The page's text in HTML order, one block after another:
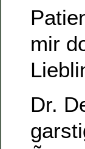
mir
Dr.